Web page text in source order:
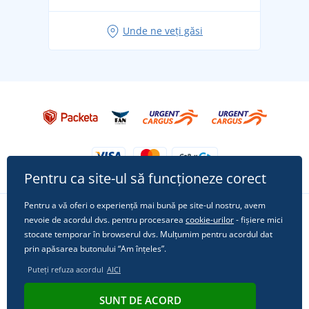
Tricoul preferat City în rol principal: ținute pentru
Unde ne veți găsi
Urmărește-ne pe rețelele sociale
© 2011 - 2026, Dual Trade s.r.o. | Din punct de vedere tehnic oferă
Pentru ca site-ul să funcționeze corect
Pentru a vă oferi o experiență mai bună pe site-ul nostru, avem
nevoie de acordul dvs. pentru procesarea cookie-urilor- fișiere mici
stocate temporar în browserul dvs. Mulțumim pentru acordul dat
prin apăsarea butonului “Am înțeles”.
Puteți refuza acordul AICI
SUNT DE ACORD